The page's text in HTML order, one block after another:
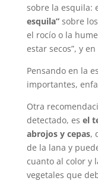
sobre la esquila:
esquila”sobre
el rocío o la
estar secos”, y
Pensando en la
importantes,
Otra
detectado, es el
abrojos y cepas,
de la lana y
cuanto al color y
vegetales que